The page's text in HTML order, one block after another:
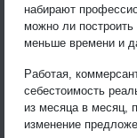
набирают
можно ли
меньше времени и
Работая,
себестоимость
из месяца в месяц,
изменение